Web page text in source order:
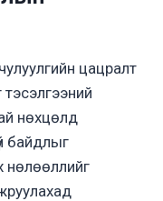
цацралт
нөхцөлд
байдлыг
нөлөөллийг